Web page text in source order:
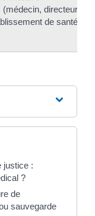
(médecin, directeur
de santé,
justice :
?
de
sauvegarde